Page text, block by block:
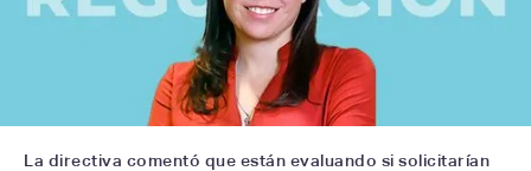
La directiva comentó que están evaluando si solicitarían